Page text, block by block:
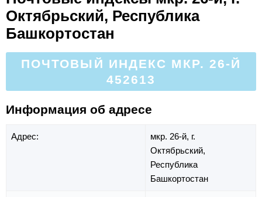
Октябрьский, Республика
Башкортостан
ПОЧТОВЫЙ ИНДЕКС МКР. 26-Й
452613
Информация об адресе
Адрес: мкр. 26-й, г.
Октябрьский,
Республика
Башкортостан